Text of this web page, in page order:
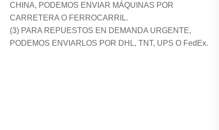
CHINA, PODEMOS ENVIAR MÁQUINAS POR
CARRETERA O FERROCARRIL.
(3) PARA REPUESTOS EN DEMANDA URGENTE,
PODEMOS ENVIARLOS POR DHL, TNT, UPS O FedEx.